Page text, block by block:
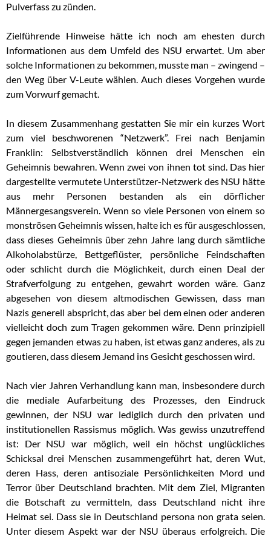
Pulverfass zu zünden.
Zielführende Hinweise hätte ich noch am ehesten durch
Informationen aus dem Umfeld des NSU erwartet. Um aber
solche Informationen zu bekommen, musste man – zwingend –
den Weg über V-Leute wählen. Auch dieses Vorgehen wurde
zum Vorwurf gemacht.
In diesem Zusammenhang gestatten Sie mir ein kurzes Wort
zum viel beschworenen “Netzwerk”. Frei nach Benjamin
Franklin: Selbstverständlich können drei Menschen ein
Geheimnis bewahren. Wenn zwei von ihnen tot sind. Das hier
dargestellte vermutete Unterstützer-Netzwerk des NSU hätte
aus mehr Personen bestanden als ein dörflicher
Männergesangsverein. Wenn so viele Personen von einem so
monströsen Geheimnis wissen, halte ich es für ausgeschlossen,
dass dieses Geheimnis über zehn Jahre lang durch sämtliche
Alkoholabstürze, Bettgeflüster, persönliche Feindschaften
oder schlicht durch die Möglichkeit, durch einen Deal der
Strafverfolgung zu entgehen, gewahrt worden wäre. Ganz
abgesehen von diesem altmodischen Gewissen, dass man
Nazis generell abspricht, das aber bei dem einen oder anderen
vielleicht doch zum Tragen gekommen wäre. Denn prinzipiell
gegen jemanden etwas zu haben, ist etwas ganz anderes, als zu
goutieren, dass diesem Jemand ins Gesicht geschossen wird.
Nach vier Jahren Verhandlung kann man, insbesondere durch
die mediale Aufarbeitung des Prozesses, den Eindruck
gewinnen, der NSU war lediglich durch den privaten und
institutionellen Rassismus möglich. Was gewiss unzutreffend
ist: Der NSU war möglich, weil ein höchst unglückliches
Schicksal drei Menschen zusammengeführt hat, deren Wut,
deren Hass, deren antisoziale Persönlichkeiten Mord und
Terror über Deutschland brachten. Mit dem Ziel, Migranten
die Botschaft zu vermitteln, dass Deutschland nicht ihre
Heimat sei. Dass sie in Deutschland persona non grata seien.
Unter diesem Aspekt war der NSU überaus erfolgreich. Die